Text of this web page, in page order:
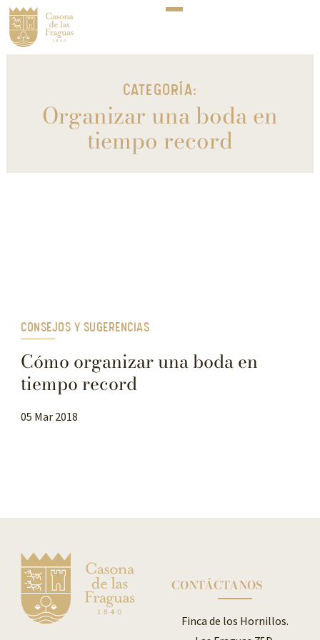
CATEGORÍA:
Organizar una boda en
tiempo record
CONSEJOS Y SUGERENCIAS
Cómo organizar una boda en
tiempo record
05 Mar 2018
CONTÁCTANOS
Finca de los Hornillos.